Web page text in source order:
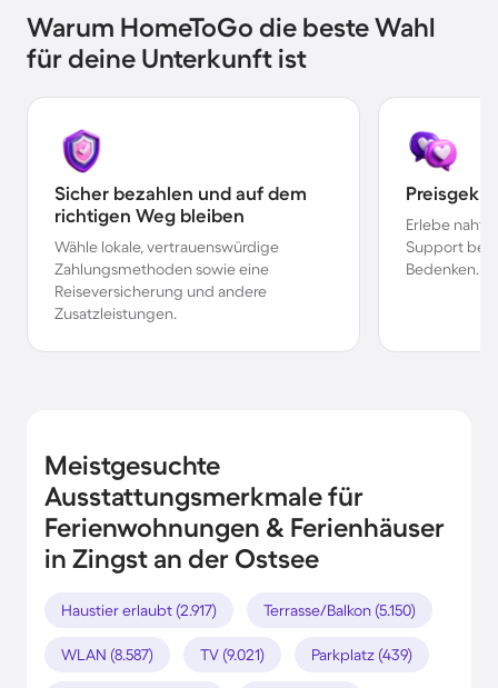
Warum HomeToGo die beste Wahl
für deine Unterkunft ist
Sicher bezahlen und auf dem
richtigen Weg bleiben
Wähle lokale, vertrauenswürdige
Zahlungsmethoden sowie eine
Reiseversicherung und andere
Zusatzleistungen.
Erlebe
Support bei
Bedenken.
Meistgesuchte
Ausstattungsmerkmale für
Ferienwohnungen & Ferienhäuser
in Zingst an der Ostsee
Haustier erlaubt (2.917) Terrasse/Balkon (5.150)
WLAN (8.587) TV (9.021) Parkplatz (439)